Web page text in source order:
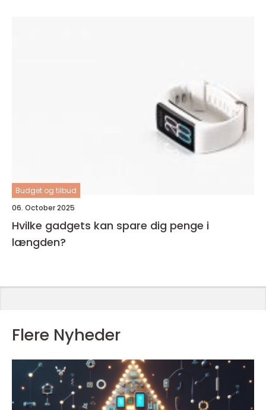
Budget og tilbud
06. October 2025
Hvilke gadgets kan spare dig penge i
længden?
Flere Nyheder